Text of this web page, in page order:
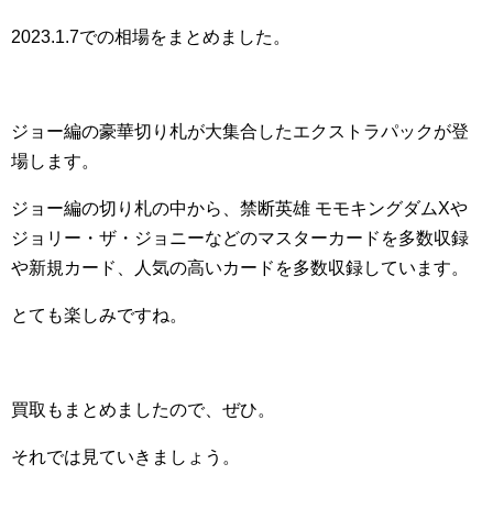
2023.1.7での相場をまとめました。
ジョー編の豪華切り札が大集合したエクストラパックが登
場します。
ジョー編の切り札の中から、禁断英雄 モモキングダムXや
ジョリー・ザ・ジョニーなどのマスターカードを多数収録
や新規カード、人気の高いカードを多数収録しています。
とても楽しみですね。
買取もまとめましたので、ぜひ。
それでは見ていきましょう。